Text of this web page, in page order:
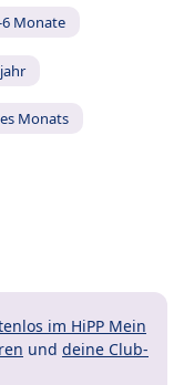
Monate
Monats
im HiPP Mein
und deine Club-